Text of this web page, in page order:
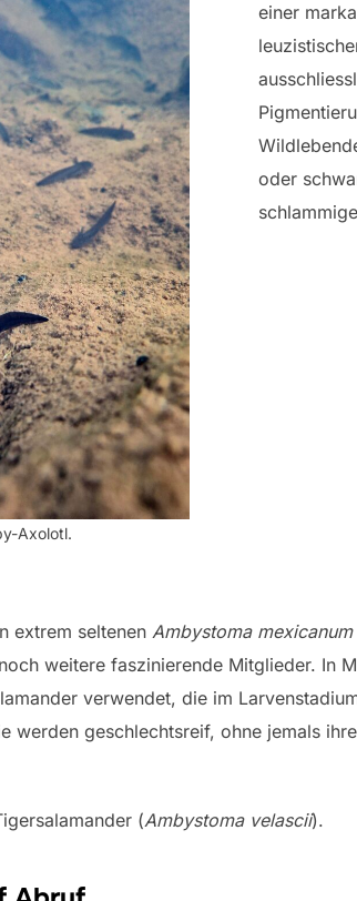
Axolotl.
einer
oder
extrem seltenen Ambystoma mexicanum
weitere faszinierende Mitglieder. In
verwendet, die im
werden geschlechtsreif, ohne jemals
(Ambystoma velascii).